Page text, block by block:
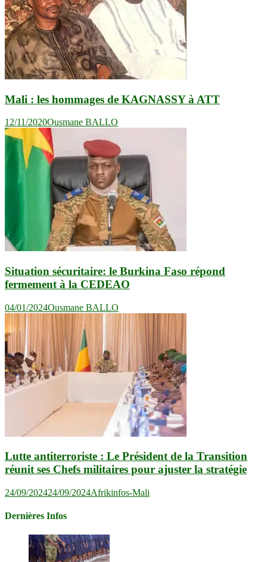
Mali : les hommages de KAGNASSY à ATT
12/11/2020Ousmane BALLO
Situation sécuritaire: le Burkina Faso répond
fermement à la CEDEAO
04/01/2024Ousmane BALLO
Lutte antiterroriste : Le Président de la Transition
réunit ses Chefs militaires pour ajuster la stratégie
24/09/202424/09/2024Afrikinfos-Mali
Dernières Infos